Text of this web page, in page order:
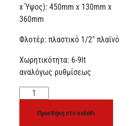
x Ύψος): 450mm x 130mm x
360mm
Φλοτέρ: πλαστικό 1/2″ πλαϊνό
Χωρητικότητα: 6-9lt
αναλόγως ρυθμίσεως
Προσθήκη στο καλάθι